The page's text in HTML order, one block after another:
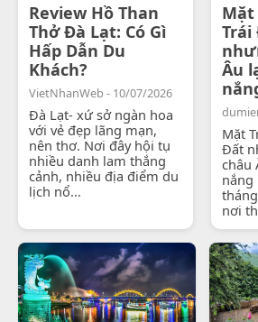
Review Hồ Than
Thở Đà Lạt: Có Gì
Hấp Dẫn Du
Khách?
VietNhanWeb - 10/07/2026
Đà Lạt- xứ sở ngàn hoa
với vẻ đẹp lãng mạn,
nên thơ. Nơi đây hội tụ
nhiều danh lam thắng
cảnh, nhiều địa điểm du
lịch nổ...
Mặt
Âu
Mặt
Đất
châu
nắng
nơi